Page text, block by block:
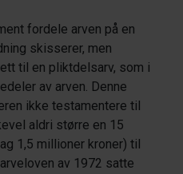
fordele arven på en
skisserer, men
til en pliktdelsarv, som i
av arven. Denne
ikke testamentere til
aldri større en 15
1,5 millioner kroner) til
av 1972 satte